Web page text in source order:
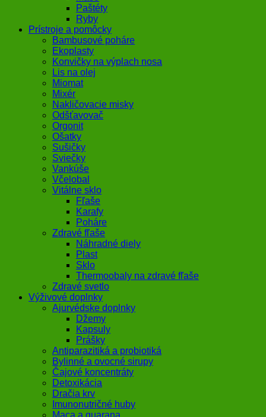
Paštéty
Ryby
Prístroje a pomôcky
Bambusové poháre
Ekoplasty
Konvičky na výplach nosa
Lis na olej
Miomat
Mixér
Nakličovacie misky
Odšťavovač
Orgonit
Ošatky
Sušičky
Sviečky
Vankúše
Včelobal
Vitálne sklo
Fľaše
Karafy
Poháre
Zdravé fľaše
Náhradné diely
Plast
Sklo
Thermoobaly na zdravé fľaše
Zdravé svetlo
Výživové doplnky
Ajurvédske doplnky
Džemy
Kapsuly
Prášky
Antiparazitiká a probiotiká
Bylinné a ovocné sirupy
Čajové koncentráty
Detoxikácia
Dračia krv
Imunonutričné huby
Maca a guarana